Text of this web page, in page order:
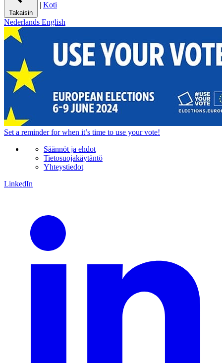
Takaisin
| Koti
Nederlands English
Set a reminderfor when it’s time to use your vote!
Säännöt ja ehdot
Tietosuojakäytäntö
Yhteystiedot
LinkedIn